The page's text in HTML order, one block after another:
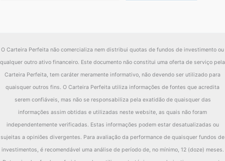
O Carteira Perfeita não comercializa nem distribui quotas de fundos de investimento ou
qualquer outro ativo financeiro. Este documento não constitui uma oferta de serviço pela
Carteira Perfeita, tem caráter meramente informativo, não devendo ser utilizado para
quaisquer outros fins. O Carteira Perfeita utiliza informações de fontes que acredita
serem confiáveis, mas não se responsabiliza pela exatidão de quaisquer das
informações assim obtidas e utilizadas neste website, as quais não foram
independentemente verificadas. Estas informações podem estar desatualizadas ou
sujeitas a opiniões divergentes. Para avaliação da performance de quaisquer fundos de
investimentos, é recomendável uma análise de período de, no mínimo, 12 (doze) meses.